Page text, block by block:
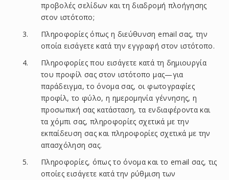
προβολές σελίδων και τη διαδρομή πλοήγησης
στον ιστότοπο;
Πληροφορίες όπως η διεύθυνση email σας, την
οποία εισάγετε κατά την εγγραφή στον ιστότοπο.
Πληροφορίες που εισάγετε κατά τη δημιουργία
του προφίλ σας στον ιστότοπο μας—για
παράδειγμα, το όνομα σας, οι φωτογραφίες
προφίλ, το φύλο, η ημερομηνία γέννησης, η
προσωπική σας κατάσταση, τα ενδιαφέροντα και
τα χόμπι σας, πληροφορίες σχετικά με την
εκπαίδευση σας και πληροφορίες σχετικά με την
απασχόληση σας.
Πληροφορίες, όπως το όνομα και το email σας, τις
οποίες εισάγετε κατά την ρύθμιση των